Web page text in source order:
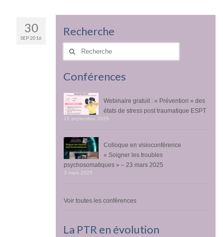
30
SEP 2016 Recherche
Rechercher
Conférences
Webinaire gratuit : « Prévention » des
états de stress post traumatique ESPT
16 septembre 2025
Colloque en visioconférence
« Soigner les troubles
psychosomatiques » – 23 mars 2025
3 mars 2025
Voir toutes les conférences
La PTR en évolution